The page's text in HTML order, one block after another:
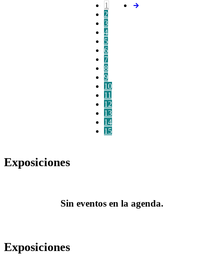
1
2
3
4
5
6
7
8
9
10
11
12
13
14
15
Exposiciones
Sin eventos en la agenda.
Exposiciones